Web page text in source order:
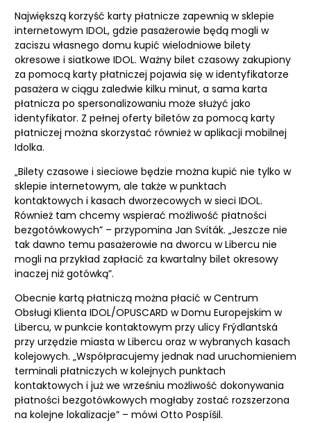
Największą korzyść karty płatnicze zapewnią w sklepie
internetowym IDOL, gdzie pasażerowie będą mogli w
zaciszu własnego domu kupić wielodniowe bilety
okresowe i siatkowe IDOL. Ważny bilet czasowy zakupiony
za pomocą karty płatniczej pojawia się w identyfikatorze
pasażera w ciągu zaledwie kilku minut, a sama karta
płatnicza po spersonalizowaniu może służyć jako
identyfikator. Z pełnej oferty biletów za pomocą karty
płatniczej można skorzystać również w aplikacji mobilnej
Idolka.
„Bilety czasowe i sieciowe będzie można kupić nie tylko w
sklepie internetowym, ale także w punktach
kontaktowych i kasach dworzecowych w sieci IDOL.
Również tam chcemy wspierać możliwość płatności
bezgotówkowych” – przypomina Jan Sviták. „Jeszcze nie
tak dawno temu pasażerowie na dworcu w Libercu nie
mogli na przykład zapłacić za kwartalny bilet okresowy
inaczej niż gotówką”.
Obecnie kartą płatniczą można płacić w Centrum
Obsługi Klienta IDOL/OPUSCARD w Domu Europejskim w
Libercu, w punkcie kontaktowym przy ulicy Frýdlantská
przy urzędzie miasta w Libercu oraz w wybranych kasach
kolejowych. „Współpracujemy jednak nad uruchomieniem
terminali płatniczych w kolejnych punktach
kontaktowych i już we wrześniu możliwość dokonywania
płatności bezgotówkowych mogłaby zostać rozszerzona
na kolejne lokalizacje” – mówi Otto Pospíšil.